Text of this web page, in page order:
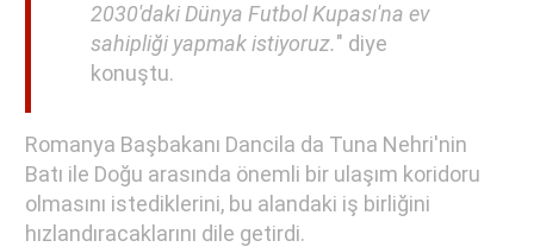
2030'daki Dünya Futbol Kupası'na ev
sahipliği yapmak istiyoruz." diye
konuştu.
Romanya Başbakanı Dancila da Tuna Nehri'nin
Batı ile Doğu arasında önemli bir ulaşım koridoru
olmasını istediklerini, bu alandaki iş birliğini
hızlandıracaklarını dile getirdi.